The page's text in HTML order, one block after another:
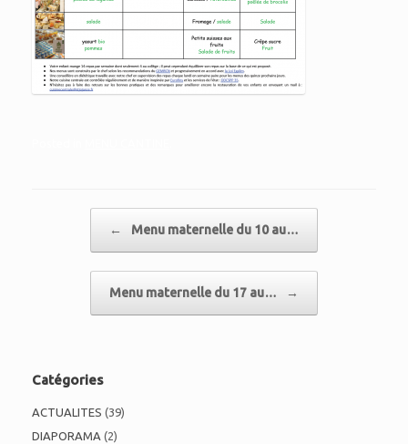
← Menu maternelle du 10 au…
Menu maternelle du 17 au… →
Catégories
ACTUALITES (39)
DIAPORAMA (2)